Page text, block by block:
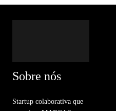
Sobre nós
Startup colaborativa que